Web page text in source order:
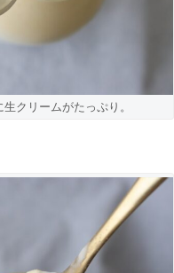
クリームがたっぷり。